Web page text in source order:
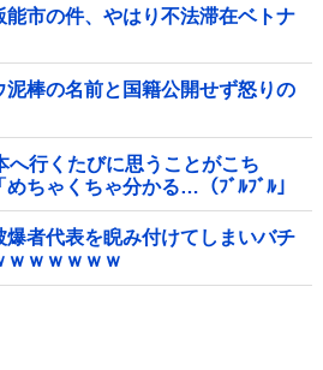
能市の件、やはり不法滞在ベトナ
棒の名前と国籍公開せず怒りの
へ行くたびに思うことがこち
ちゃくちゃ分かる…（ﾌﾞﾙﾌﾞﾙ」
爆者代表を睨み付けてしまいバチ
ｗｗｗｗｗｗ